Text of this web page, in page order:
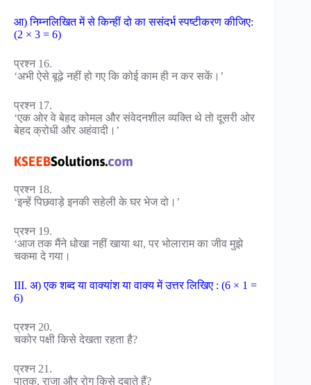
आ) निम्नलिखित में से किन्हीं दो का ससंदर्भ स्पष्टीकरण कीजिए:
(2 × 3 = 6)
प्रश्न 16.
‘अभी ऐसे बूढ़े नहीं हो गए कि कोई काम ही न कर सकें।’
प्रश्न 17.
‘एक ओर वे बेहद कोमल और संवेदनशील व्यक्ति थे तो दूसरी ओर
बेहद क्रोधी और अहंवादी।’
प्रश्न 18.
‘इन्हें पिछवाड़े इनकी सहेली के घर भेज दो।’
प्रश्न 19.
‘आज तक मैंने धोखा नहीं खाया था, पर भोलाराम का जीव मुझे
चकमा दे गया।
III. अ) एक शब्द या वाक्यांश या वाक्य में उत्तर लिखिए : (6 × 1 =
6)
प्रश्न 20.
चकोर पक्षी किसे देखता रहता है?
प्रश्न 21.
पातक, राजा और रोग किसे दबाते हैं?